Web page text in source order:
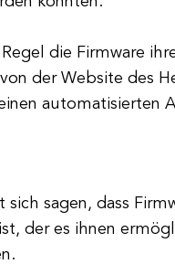
die Firmware
der Website des
automatisierten
sich sagen, dass
der es ihnen